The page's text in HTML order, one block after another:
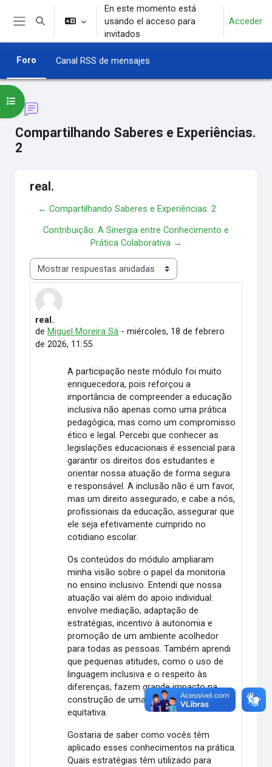
Salta al contenido principal
Selector de búsqueda de entrada
En este momento está
usando el acceso para
invitados
Acceder
Foro Canal RSS de mensajes
Compartilhando Saberes e Experiências.
2
Abrir índice del curso
real.
← Compartilhando Saberes e Experiências. 2
Contribuição: A Sinergia entre Conhecimento e
Prática Colaborativa →
Mostrar modo
real.
de Miguel Moreira Sá -miércoles, 18 de febrero
de 2026, 11:55
Número de respuestas: 0
A participação neste módulo foi muito
enriquecedora, pois reforçou a
importância de compreender a educação
inclusiva não apenas como uma prática
pedagógica, mas como um compromisso
ético e legal. Percebi que conhecer as
legislações educacionais é essencial para
garantir os direitos dos estudantes e
orientar nossa atuação de forma segura
e responsável. A inclusão não é um favor,
mas um direito assegurado, e cabe a nós,
profissionais da educação, assegurar que
ele seja efetivamente cumprido no
cotidiano escolar.
Os conteúdos do módulo ampliaram
minha visão sobre o papel da monitoria
no ensino inclusivo. Entendi que nossa
atuação vai além do apoio individual:
envolve mediação, adaptação de
estratégias, incentivo à autonomia e
promoção de um ambiente acolhedor
para todas as pessoas. Também aprendi
que pequenas atitudes, como o uso de
linguagem inclusiva e o respeito às
diferenças, fazem grande impacto na
construção de uma escola mais
equitativa.
Gostaria de saber como vocês têm
aplicado esses conhecimentos na prática.
Quais estratégias têm utilizado para